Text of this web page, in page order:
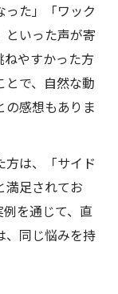
った」「ワック
といった声が寄
やすかった方
で、自然な動
の感想もありま
方は、「サイド
満足されてお
を通じて、直
、同じ悩みを持